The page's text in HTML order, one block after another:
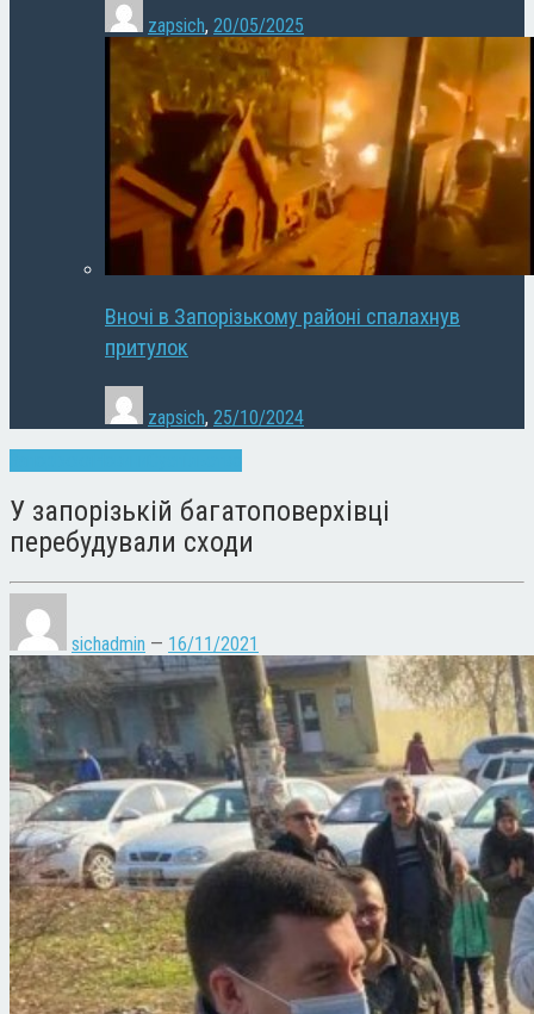
zapsich, 20/05/2025
Вночі в Запорізькому районі спалахнув
притулок
zapsich, 25/10/2024
У запорізькій багатоповерхівці
перебудували сходи
sichadmin — 16/11/2021